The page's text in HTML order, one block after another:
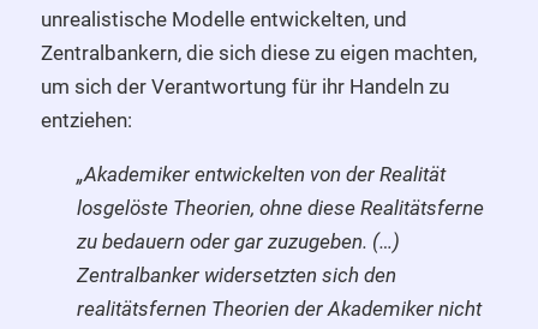
unrealistische Modelle entwickelten, und
Zentralbankern, die sich diese zu eigen machten,
um sich der Verantwortung für ihr Handeln zu
entziehen:
„Akademiker entwickelten von der Realität
losgelöste Theorien, ohne diese Realitätsferne
zu bedauern oder gar zuzugeben. (…)
Zentralbanker widersetzten sich den
realitätsfernen Theorien der Akademiker nicht